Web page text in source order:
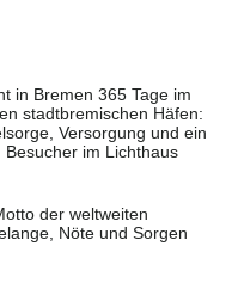
in Bremen 365 Tage im
stadtbremischen Häfen:
Versorgung und ein
Besucher im Lichthaus
der weltweiten
Nöte und Sorgen